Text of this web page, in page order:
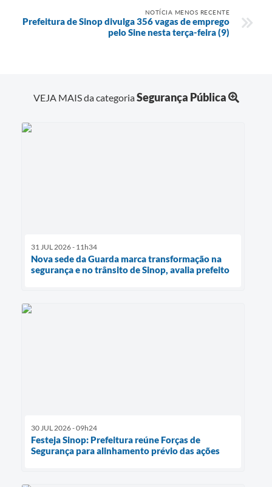
NOTÍCIA MENOS RECENTE
Prefeitura de Sinop divulga 356 vagas de emprego
pelo Sine nesta terça-feira (9)
VEJA MAIS da categoriaSegurança Pública
31 JUL 2026 - 11h34
Nova sede da Guarda marca transformação na
segurança e no trânsito de Sinop, avalia prefeito
30 JUL 2026 - 09h24
Festeja Sinop: Prefeitura reúne Forças de
Segurança para alinhamento prévio das ações